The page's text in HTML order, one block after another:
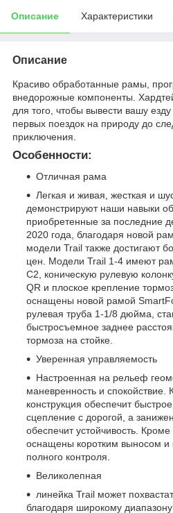
Описание Характеристики
Описание
Красиво обработанные рамы,
внедорожные компоненты.
для того, чтобы вывести вашу
первых поездок на природу до
приключения.
Особенности:
Отличная рама
Легкая и живая, жесткая и
демонстрируют наши навыки
приобретенные за последние
2020 года, благодаря новой
модели Trail также достигают
цен. Модели Trail 1-4 имеют
C2, коническую рулевую
QR и плоское крепление
оснащены новой рамой
рулевая труба 1-1/8 дюйма,
быстросъемное заднее
тормоза на стойке.
Уверенная управляемость
Настроенная на рельеф
маневренность и спокойствие.
конструкция обеспечит
сцепление с дорогой, а
обеспечит устойчивость.
оснащены коротким выносом
полного контроля.
Великолепная
линейка Trail может
благодаря широкому